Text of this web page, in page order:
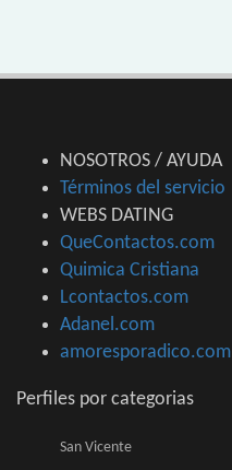
NOSOTROS / AYUDA
Términos del servicio
WEBS DATING
QueContactos.com
Quimica Cristiana
Lcontactos.com
Adanel.com
amoresporadico.com
Perfiles por categorias
San Vicente